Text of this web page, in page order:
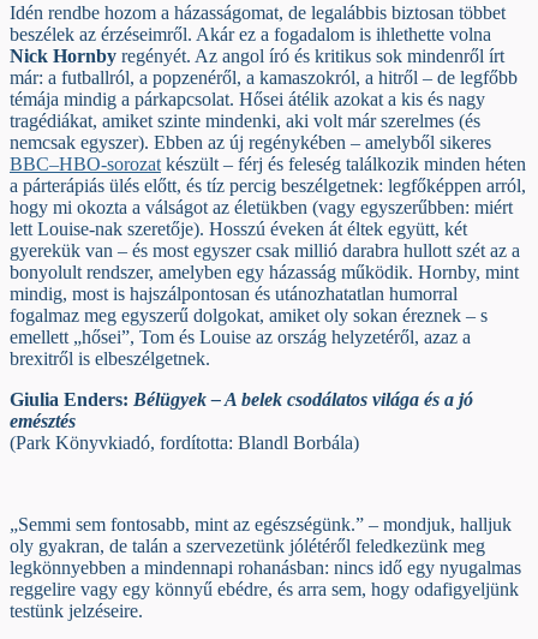
Idén rendbe hozom a házasságomat, de legalábbis biztosan többet
beszélek az érzéseimről. Akár ez a fogadalom is ihlethette volna
Nick Hornby regényét. Az angol író és kritikus sok mindenről írt
már: a futballról, a popzenéről, a kamaszokról, a hitről – de legfőbb
témája mindig a párkapcsolat. Hősei átélik azokat a kis és nagy
tragédiákat, amiket szinte mindenki, aki volt már szerelmes (és
nemcsak egyszer). Ebben az új regénykében – amelyből sikeres
BBC–HBO-sorozat készült – férj és feleség találkozik minden héten
a párterápiás ülés előtt, és tíz percig beszélgetnek: legfőképpen arról,
hogy mi okozta a válságot az életükben (vagy egyszerűbben: miért
lett Louise-nak szeretője). Hosszú éveken át éltek együtt, két
gyerekük van – és most egyszer csak millió darabra hullott szét az a
bonyolult rendszer, amelyben egy házasság működik. Hornby, mint
mindig, most is hajszálpontosan és utánozhatatlan humorral
fogalmaz meg egyszerű dolgokat, amiket oly sokan éreznek – s
emellett „hősei”, Tom és Louise az ország helyzetéről, azaz a
brexitről is elbeszélgetnek.
Giulia Enders: Bélügyek – A belek csodálatos világa és a jó
emésztés
(Park Könyvkiadó, fordította: Blandl Borbála)
„Semmi sem fontosabb, mint az egészségünk.” – mondjuk, halljuk
oly gyakran, de talán a szervezetünk jólétéről feledkezünk meg
legkönnyebben a mindennapi rohanásban: nincs idő egy nyugalmas
reggelire vagy egy könnyű ebédre, és arra sem, hogy odafigyeljünk
testünk jelzéseire.